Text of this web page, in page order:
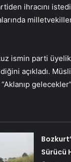
ihracını
ismin parti
açıkladı.
Sürücü